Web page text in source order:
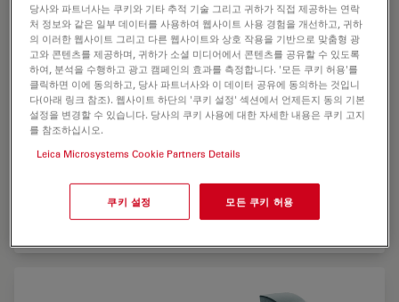
Leica M165 C에 장착된 Leica DFC450, 입사광 베이스와
당사와 파트너사는 쿠키와 기타 추적 기술 그리고 귀하가 직접 제공하는 연락
처 정보와 같은 일부 데이터를 사용하여 웹사이트 사용 경험을 개선하고, 귀하
의 이러한 웹사이트 그리고 다른 웹사이트와 상호 작용을 기반으로 맞춤형 광
고와 콘텐츠를 제공하며, 귀하가 소셜 미디어에서 콘텐츠를 공유할 수 있도록
하여, 분석을 수행하고 광고 캠페인의 효과를 측정합니다. '모든 쿠키 허용'를
클릭하면 이에 동의하고, 당사 파트너사와 이 데이터 공유에 동의하는 것입니
다(아래 링크 참조). 웹사이트 하단의 '쿠키 설정' 섹션에서 언제든지 동의 기본
설정을 변경할 수 있습니다. 당사의 쿠키 사용에 대한 자세한 내용은 쿠키 고지
를 참조하십시오.
Leica Microsystems Cookie Partners Details
쿠키 설정 모든 쿠키 허용